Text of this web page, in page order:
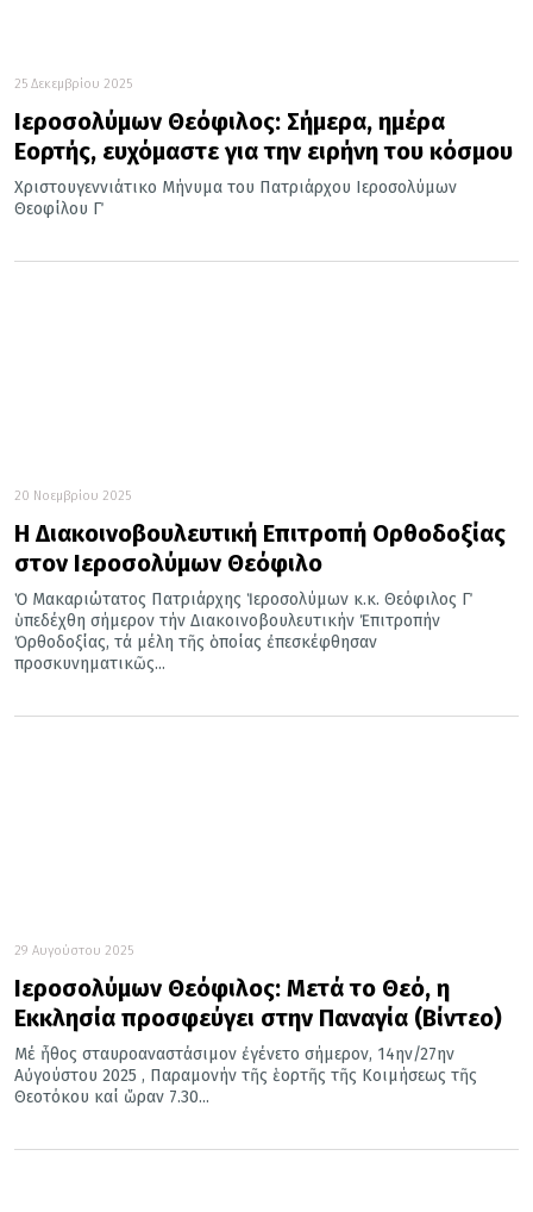
25 Δεκεμβρίου 2025
Ιεροσολύμων Θεόφιλος: Σήμερα, ημέρα
Εορτής, ευχόμαστε για την ειρήνη του κόσμου
Χριστουγεννιάτικο Μήνυμα του Πατριάρχου Ιεροσολύμων
Θεοφίλου Γ΄
20 Νοεμβρίου 2025
Η Διακοινοβουλευτική Επιτροπή Ορθοδοξίας
στον Ιεροσολύμων Θεόφιλο
Ὁ Μακαριώτατος Πατριάρχης Ἱεροσολύμων κ.κ. Θεόφιλος Γ΄
ὑπεδέχθη σήμερον τήν Διακοινοβουλευτικήν Ἐπιτροπήν
Ὀρθοδοξίας, τά μέλη τῆς ὁποίας ἐπεσκέφθησαν
προσκυνηματικῶς...
29 Αυγούστου 2025
Ιεροσολύμων Θεόφιλος: Μετά το Θεό, η
Εκκλησία προσφεύγει στην Παναγία (Βίντεο)
Μέ ἦθος σταυροαναστάσιμον ἐγένετο σήμερον, 14ην/27ην
Αὐγούστου 2025 , Παραμονήν τῆς ἑορτῆς τῆς Κοιμήσεως τῆς
Θεοτόκου καί ὥραν 7.30...